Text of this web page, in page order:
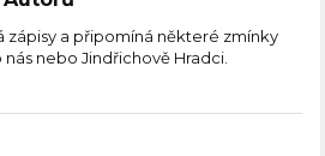
zápisy a připomíná některé zmínky
nebo Jindřichově Hradci.